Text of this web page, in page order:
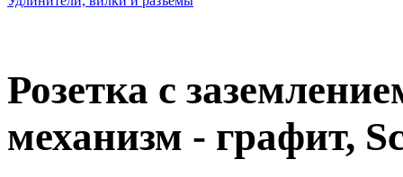
Розетка с
механизм - графит,